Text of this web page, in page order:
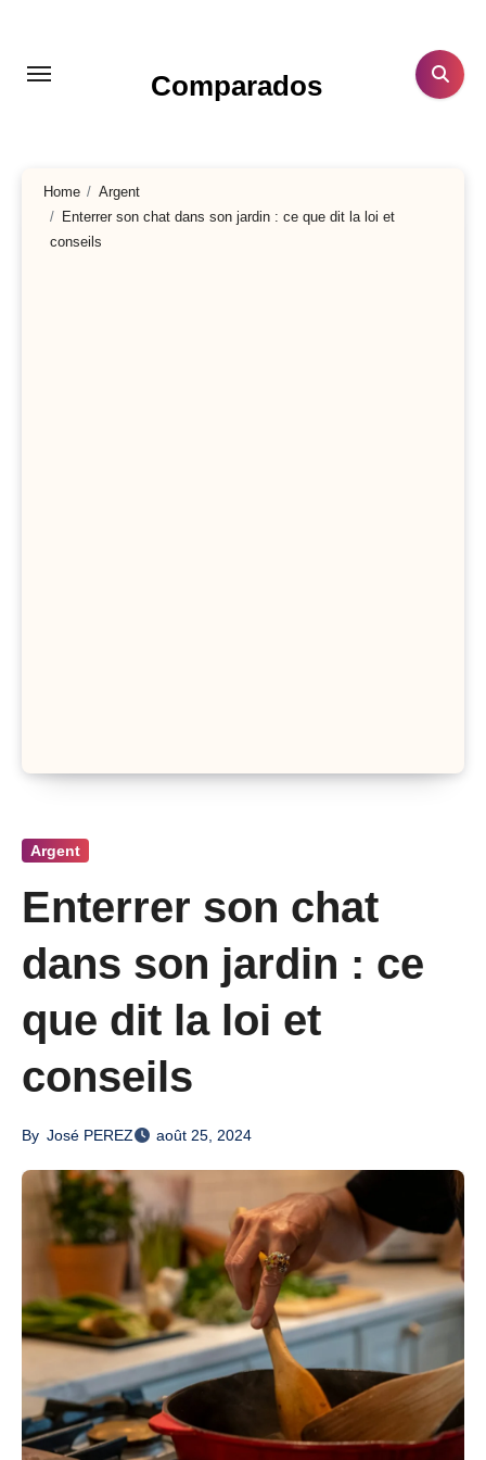
contenu
Comparados
Home
Argent
Enterrer son chat dans son jardin : ce que dit la loi et
conseils
Argent
Enterrer son chat
dans son jardin : ce
que dit la loi et
conseils
By José PEREZ août 25, 2024